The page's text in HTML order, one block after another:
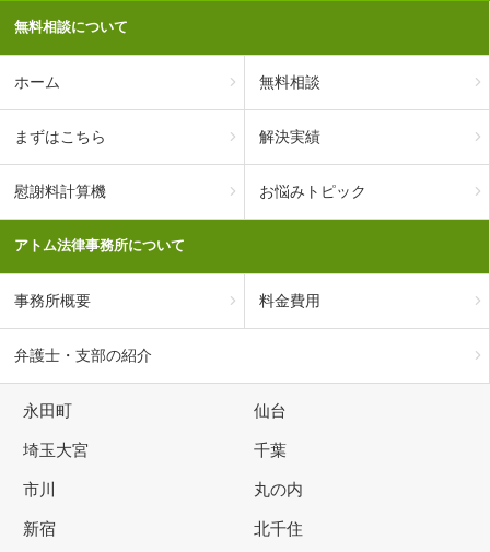
無料相談について
ホーム 無料相談
まずはこちら 解決実績
慰謝料計算機 お悩みトピック
アトム法律事務所について
事務所概要 料金費用
弁護士・支部の紹介
永田町 仙台
埼玉大宮 千葉
市川 丸の内
新宿 北千住